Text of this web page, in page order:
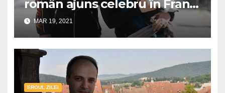
român ajuns celebru în Franța
pentru fapte bune!
MAR 19, 2021
EROUL ZILEI